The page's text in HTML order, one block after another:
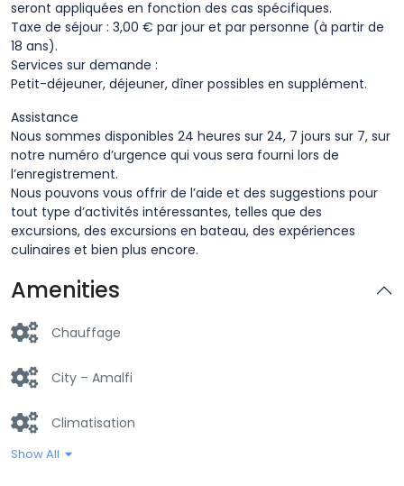
seront appliquées en fonction des cas spécifiques.
Taxe de séjour : 3,00 € par jour et par personne (à partir de
18 ans).
Services sur demande :
Petit-déjeuner, déjeuner, dîner possibles en supplément.
Assistance
Nous sommes disponibles 24 heures sur 24, 7 jours sur 7, sur
notre numéro d’urgence qui vous sera fourni lors de
l’enregistrement.
Nous pouvons vous offrir de l’aide et des suggestions pour
tout type d’activités intéressantes, telles que des
excursions, des excursions en bateau, des expériences
culinaires et bien plus encore.
Amenities
Chauffage
City – Amalfi
Climatisation
Show All